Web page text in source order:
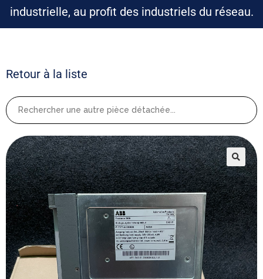
industrielle, au profit des industriels du réseau.
Retour à la liste